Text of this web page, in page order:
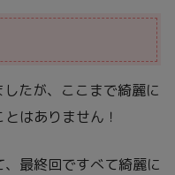
たが、ここまで綺麗に
はありません！
最終回ですべて綺麗に